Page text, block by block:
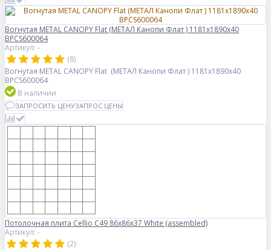
Вогнутая METAL CANOPY Flat (МЕТАЛ Канопи Флат ) 1181x1890x40
BPCS600064
Артикул: -
(8)
Вогнутая METAL CANOPY Flat (МЕТАЛ Канопи Флат ) 1181x1890x40
BPCS600064
В наличии
ЗАПРОСИТЬ ЦЕНУЗАПРОС ЦЕНЫ
Потолочная плита Cellio C49 86x86x37 White (assembled)
Артикул: -
(2)